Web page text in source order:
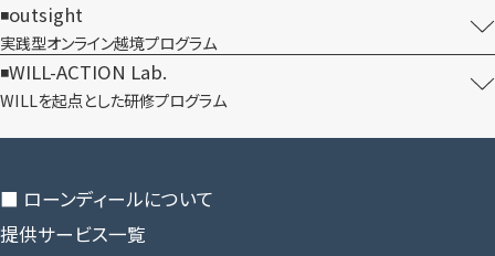
outsight
実践型オンライン​越境プログラム
WILL-ACTION Lab.
WILLを​起点とした​研修プログラム
■ ローンディールに​ついて
提供サービス一覧